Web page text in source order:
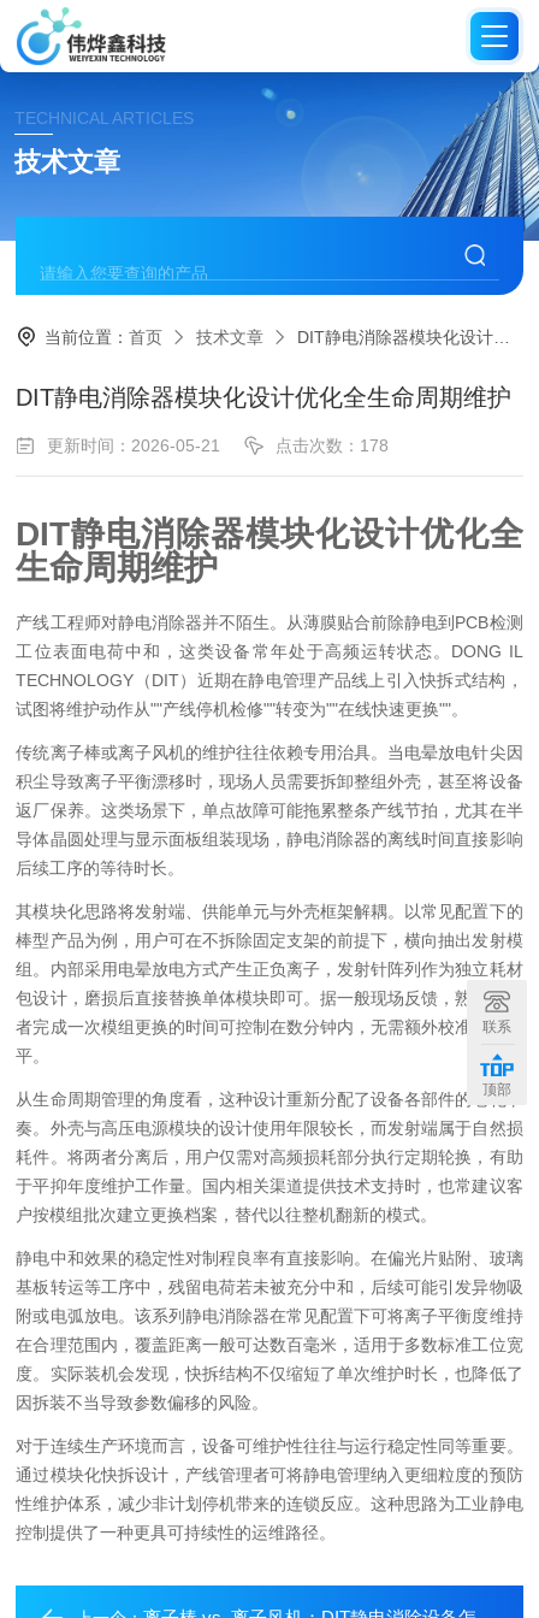
TECHNICAL ARTICLES
技术文章
当前位置：首页 技术文章 DIT静电消除器模块化设计优化全生命周期维护
DIT静电消除器模块化设计优化全生命周期维护
更新时间：2026-05-21 点击次数：178
DIT静电消除器模块化设计优化全
生命周期维护
产线工程师对静电消除器并不陌生。从薄膜贴合前除静电到PCB检测
工位表面电荷中和，这类设备常年处于高频运转状态。DONG IL
TECHNOLOGY（DIT）近期在静电管理产品线上引入快拆式结构，
试图将维护动作从""产线停机检修""转变为""在线快速更换""。
传统离子棒或离子风机的维护往往依赖专用治具。当电晕放电针尖因
积尘导致离子平衡漂移时，现场人员需要拆卸整组外壳，甚至将设备
返厂保养。这类场景下，单点故障可能拖累整条产线节拍，尤其在半
导体晶圆处理与显示面板组装现场，静电消除器的离线时间直接影响
后续工序的等待时长。
其模块化思路将发射端、供能单元与外壳框架解耦。以常见配置下的
棒型产品为例，用户可在不拆除固定支架的前提下，横向抽出发射模
组。内部采用电晕放电方式产生正负离子，发射针阵列作为独立耗材
包设计，磨损后直接替换单体模块即可。据一般现场反馈，熟练操作
者完成一次模组更换的时间可控制在数分钟内，无需额外校准整机水
平。
从生命周期管理的角度看，这种设计重新分配了设备各部件的老化节
奏。外壳与高压电源模块的设计使用年限较长，而发射端属于自然损
耗件。将两者分离后，用户仅需对高频损耗部分执行定期轮换，有助
于平抑年度维护工作量。国内相关渠道提供技术支持时，也常建议客
户按模组批次建立更换档案，替代以往整机翻新的模式。
静电中和效果的稳定性对制程良率有直接影响。在偏光片贴附、玻璃
基板转运等工序中，残留电荷若未被充分中和，后续可能引发异物吸
附或电弧放电。该系列静电消除器在常见配置下可将离子平衡度维持
在合理范围内，覆盖距离一般可达数百毫米，适用于多数标准工位宽
度。实际装机会发现，快拆结构不仅缩短了单次维护时长，也降低了
因拆装不当导致参数偏移的风险。
对于连续生产环境而言，设备可维护性往往与运行稳定性同等重要。
通过模块化快拆设计，产线管理者可将静电管理纳入更细粒度的预防
性维护体系，减少非计划停机带来的连锁反应。这种思路为工业静电
控制提供了一种更具可持续性的运维路径。
联系
顶部